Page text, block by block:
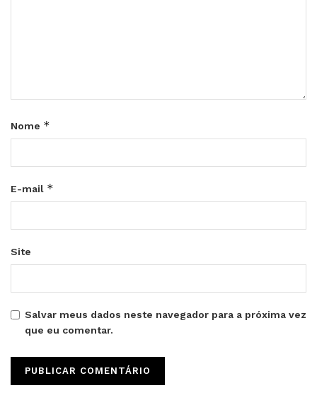
Nome *
E-mail *
Site
Salvar meus dados neste navegador para a próxima vez
que eu comentar.